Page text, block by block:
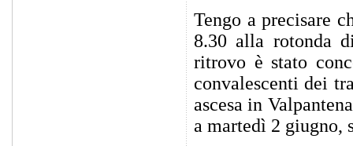
Tengo a precisare
8.30 alla rotonda
ritrovo è stato
convalescenti dei
ascesa in
a martedì 2 giugno,